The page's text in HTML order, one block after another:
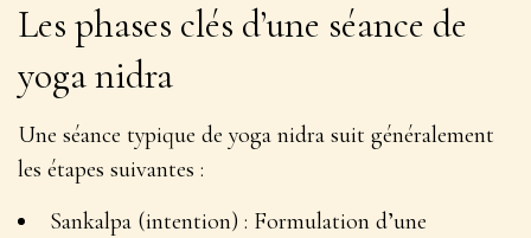
Les phases clés d’une séance de
yoga nidra
Une séance typique de yoga nidra suit généralement
les étapes suivantes :
Sankalpa (intention) : Formulation d’une